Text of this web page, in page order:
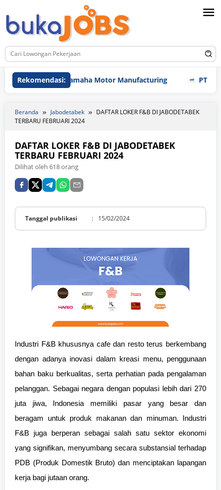
ke
konten
Rekomendasi:
PT Yamaha Motor Manufacturing PT FTS
Beranda Jabodetabek
DAFTAR LOKER F&B DI JABODETABEK
TERBARU FEBRUARI 2024
DAFTAR LOKER F&B DI JABODETABEK
TERBARU FEBRUARI 2024
Dilihat oleh 618 orang
Tanggal publikasi : 15/02/2024
Industri F&B khususnya cafe dan resto terus berkembang
dengan adanya inovasi dalam kreasi menu, penggunaan
bahan baku berkualitas, serta perhatian pada pengalaman
pelanggan. Sebagai negara dengan populasi lebih dari 270
juta jiwa, Indonesia memiliki pasar yang besar dan
beragam untuk produk makanan dan minuman. Industri
F&B juga berperan sebagai salah satu sektor ekonomi
yang signifikan, menyumbang secara substansial terhadap
PDB (Produk Domestik Bruto) dan menciptakan lapangan
kerja bagi jutaan orang.